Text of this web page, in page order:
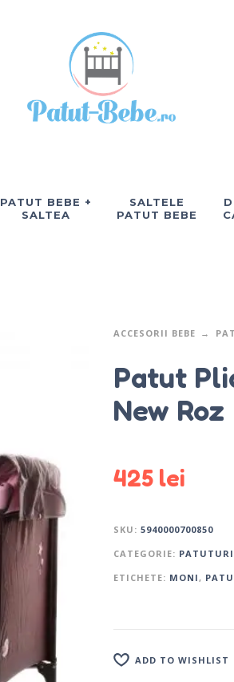
PATUT BEBE +
SALTEA
SALTELE
PATUT BEBE
ACCESORII BEBE
Patut
New Roz
425 lei
SKU: 5940000700850
CATEGORIE:
ETICHETE: MONI,
ADD TO WISHLIST